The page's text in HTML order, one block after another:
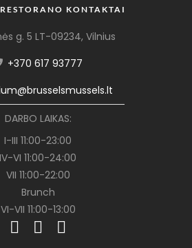
KONTAKTAI
g. 5 LT-09234, Vilnius
+370 617 93777
DARBO LAIKAS:
I-III 11:00-23:00
IV-VI 11:00-24:00
VII 11:00-22:00
Brunch
VI-VII 11:00-13:00